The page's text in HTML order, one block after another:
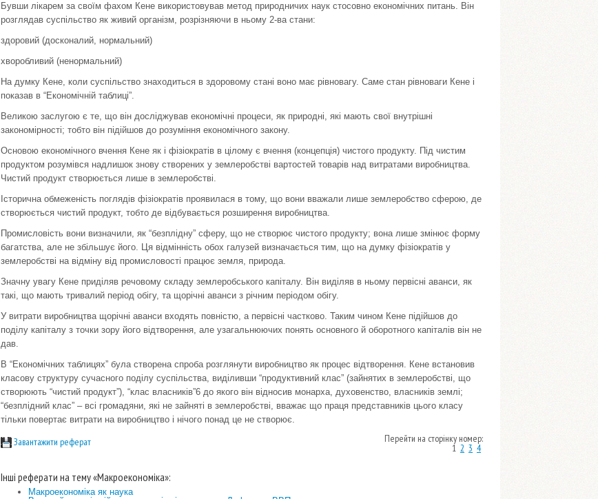
Бувши лікарем за своїм фахом Кене використовував метод природничих наук стосовно економічних питань. Він
розглядав суспільство як живий організм, розрізняючи в ньому 2-ва стани:
здоровий (досконалий, нормальний)
хворобливий (ненормальний)
На думку Кене, коли суспільство знаходиться в здоровому стані воно має рівновагу. Саме стан рівноваги Кене і
показав в “Економічній таблиці”.
Великою заслугою є те, що він досліджував економічні процеси, як природні, які мають свої внутрішні
закономірності; тобто він підійшов до розуміння економічного закону.
Основою економічного вчення Кене як і фізіократів в цілому є вчення (концепція) чистого продукту. Під чистим
продуктом розумівся надлишок знову створених у землеробстві вартостей товарів над витратами виробництва.
Чистий продукт створюється лише в землеробстві.
Історична обмеженість поглядів фізіократів проявилася в тому, що вони вважали лише землеробство сферою, де
створюється чистий продукт, тобто де відбувається розширення виробництва.
Промисловість вони визначили, як “безплідну” сферу, що не створює чистого продукту; вона лише змінює форму
багатства, але не збільшує його. Ця відмінність обох галузей визначається тим, що на думку фізіократів у
землеробстві на відміну від промисловості працює земля, природа.
Значну увагу Кене приділяв речовому складу землеробського капіталу. Він виділяв в ньому первісні аванси, як
такі, що мають тривалий період обігу, та щорічні аванси з річним періодом обігу.
У витрати виробництва щорічні аванси входять повністю, а первісні частково. Таким чином Кене підійшов до
поділу капіталу з точки зору його відтворення, але узагальнюючих понять основного й оборотного капіталів він не
дав.
В “Економічних таблицях” була створена спроба розглянути виробництво як процес відтворення. Кене встановив
класову структуру сучасного поділу суспільства, виділивши “продуктивний клас” (зайнятих в землеробстві, що
створюють “чистий продукт”), “клас власників”6 до якого він відносив монарха, духовенство, власників землі;
“безплідний клас” – всі громадяни, які не зайняті в землеробстві, вважає що праця представників цього класу
тільки повертає витрати на виробництво і нічого понад це не створює.
Завантажити реферат Перейти на сторінку номер:
1 2 3 4
Інші реферати на тему «Макроекономіка»:
Макроекономіка як наука